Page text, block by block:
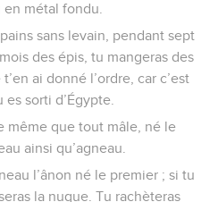
métal fondu.
sans levain, pendant sept
des épis, tu mangeras des
ai donné l’ordre, car c’est
sorti d’Égypte.
même que tout mâle, né le
ainsi qu’agneau.
l’ânon né le premier ; si tu
la nuque. Tu rachèteras